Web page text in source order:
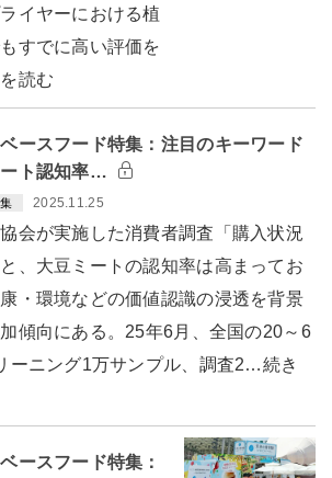
イヤーにおける植
すでに高い評価を
読む
ースフード特集：注目のキーワード
ト認知率…
2025.11.25
会が実施した消費者調査「購入状況
、大豆ミートの認知率は高まってお
・環境などの価値認識の浸透を背景
傾向にある。25年6月、全国の20～6
ーニング1万サンプル、調査2…続き
ースフード特集：